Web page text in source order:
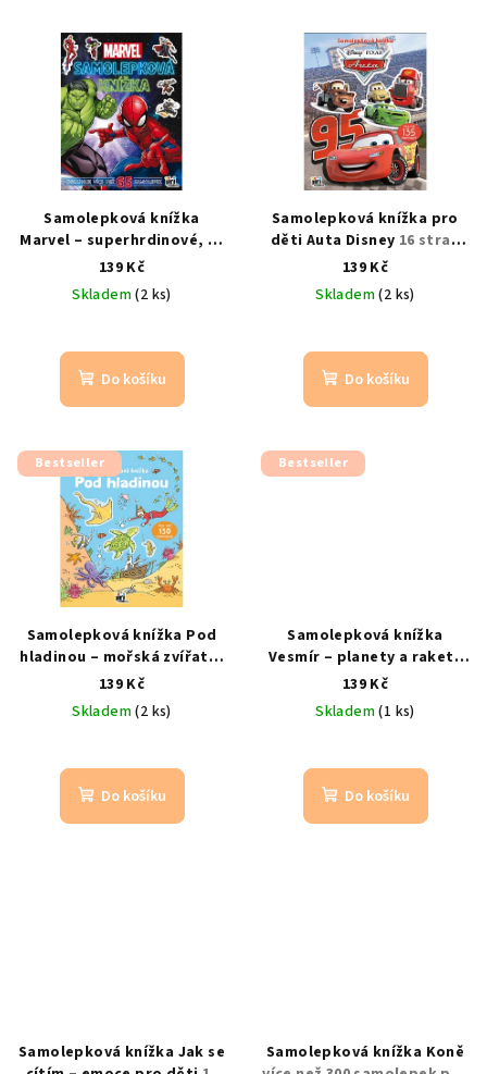
Samolepková knížka
Marvel – superhrdinové, 16
16 barevných stran a
8 stran samolepek
139 Kč
Skladem(2 ks)
Do košíku
Samolepková knížka pro
děti Auta Disney 16 stran
scén a 8 stran samolepek
139 Kč
Skladem(2 ks)
Do košíku
Bestseller
Samolepková knížka Pod
hladinou – mořská zvířata,
130 samolepek |
moře a oceán
139 Kč
Skladem(2 ks)
Do košíku
Bestseller
Samolepková knížka
Vesmír – planety a rakety
24 stran + 230 samolepek
139 Kč
Skladem(1 ks)
Do košíku
Samolepková knížka Jak se
Samolepková knížka Koně